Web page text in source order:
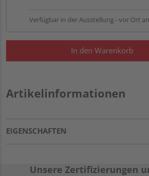
Verfügbar in der Ausstellung - vor Ort
In den Warenkorb
Artikelinformationen
EIGENSCHAFTEN
Unsere Zertifizierungen